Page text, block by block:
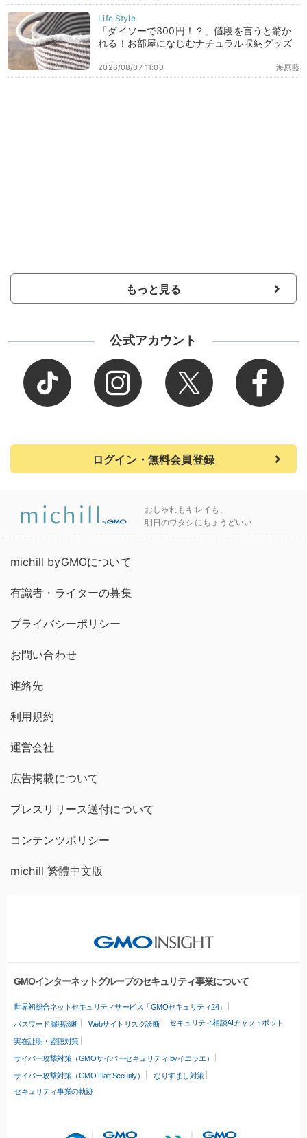
「ダイソーで300円！？」値段を言うと驚か
れる！お部屋になじむナチュラル収納グッズ
海原藍
2026/08/07 11:00
もっと見る
公式アカウント
ログイン・無料会員登録
おしゃれもキレイも、
明日のワタシにちょうどいい
michill byGMOについて
有識者・ライターの募集
プライバシーポリシー
お問い合わせ
連絡先
利用規約
運営会社
広告掲載について
プレスリリース送付について
コンテンツポリシー
michill 繁體中文版
GMOインターネットグループのセキュリティ事業について
世界初総合ネットセキュリティサービス「GMOセキュリティ24」
パスワード漏洩診断 Webサイトリスク診断 セキュリティ相談AIチャットボット
実在証明・盗聴対策
サイバー攻撃対策（GMOサイバーセキュリティ byイエラエ）
サイバー攻撃対策（GMO Flatt Security）
なりすまし対策
セキュリティ事業の軌跡